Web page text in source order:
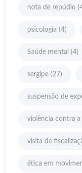
nota de repúdio
psicologia (4)
Saúde mental (4)
sergipe (27)
suspensão de
violência contra
visita de
ética em